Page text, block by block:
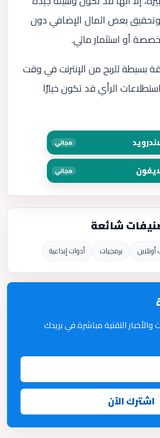
شائعة
برمجيات أدوات إبداعية
التقنية مباشرة في بريدك
اشترك الآن
وتحقيق بعض المال الإضافي دون
أو استثمار مالي.
بسيطة للربح من الإنترنت في وقت
الرأي قد تكون خيارًا
مجاني
مجاني